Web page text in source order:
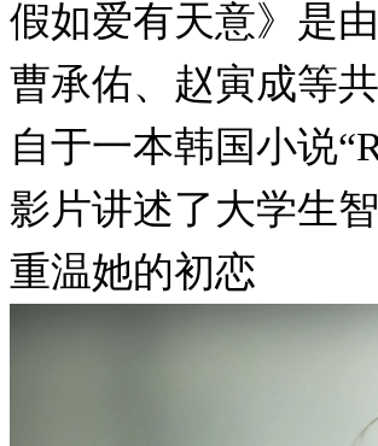
假如爱有天意》是
曹承佑、赵寅成等
自于一本韩国小说
影片讲述了大学生
重温她的初恋